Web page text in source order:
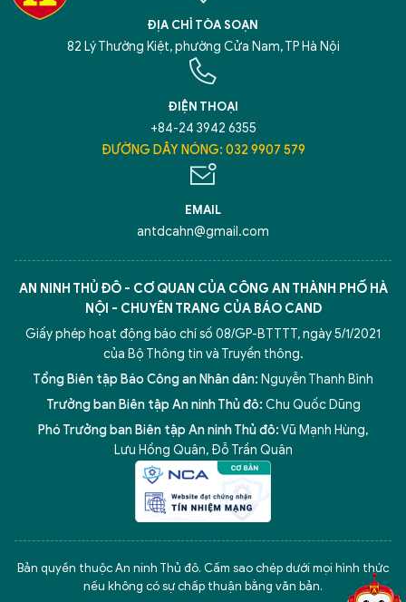
ĐỊA CHỈ TÒA SOẠN
82 Lý Thường Kiệt, phường Cửa Nam, TP Hà Nội
ĐIỆN THOẠI
+84-24 3942 6355
ĐƯỜNG DÂY NÓNG: 032 9907 579
EMAIL
antdcahn@gmail.com
AN NINH THỦ ĐÔ - CƠ QUAN CỦA CÔNG AN THÀNH PHỐ HÀ
NỘI - CHUYÊN TRANG CỦA BÁO CAND
Giấy phép hoạt động báo chí số 08/GP-BTTTT, ngày 5/1/2021
của Bộ Thông tin và Truyền thông.
Tổng Biên tập Báo Công an Nhân dân: Nguyễn Thanh Bình
Trưởng ban Biên tập An ninh Thủ đô: Chu Quốc Dũng
Phó Trưởng ban Biên tập An ninh Thủ đô:Vũ Mạnh Hùng,
Lưu Hồng Quân, Đỗ Trần Quân
Bản quyền thuộc An ninh Thủ đô. Cấm sao chép dưới mọi hình thức
nếu không có sự chấp thuận bằng văn bản.
5 điểm nghẽn của Hà Nội giải pháp xử lý điểm nghẽn của